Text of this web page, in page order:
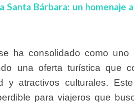
Santa Bárbara: un homenaje
ha consolidado como
una oferta turística que
y atractivos culturales.
para viajeros que